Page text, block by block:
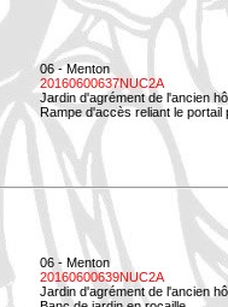
06 - Menton
20160600637NUC2A
Jardin d'agrément de l'ancien
Rampe d'accès reliant le portail
06 - Menton
20160600639NUC2A
Jardin d'agrément de l'ancien